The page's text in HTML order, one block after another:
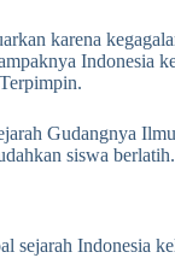
karena
Indonesia
Gudangnya
siswa berlatih.
sejarah Indonesia